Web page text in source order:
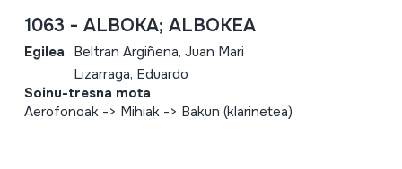
1063 - ALBOKA; ALBOKEA
Egilea Beltran Argiñena, Juan Mari
Lizarraga, Eduardo
Soinu-tresna mota
Aerofonoak -> Mihiak -> Bakun (klarinetea)